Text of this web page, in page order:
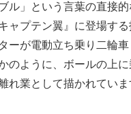
ル」という言葉の直接
ャプテン翼』に登場す
ーが電動立ち乗り二輪車
のように、ボールの上
れ業として描かれていま